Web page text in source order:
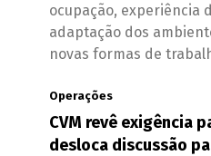
ocupação, experiência
adaptação dos
novas formas de
Operações
CVM revê exigência
desloca discussão